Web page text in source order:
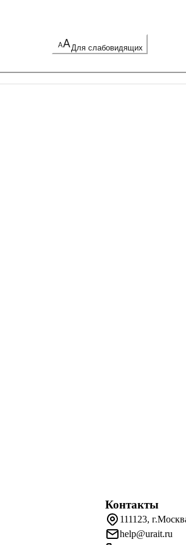
Для слабовидящих
Контакты
111123,
help@urait.ru